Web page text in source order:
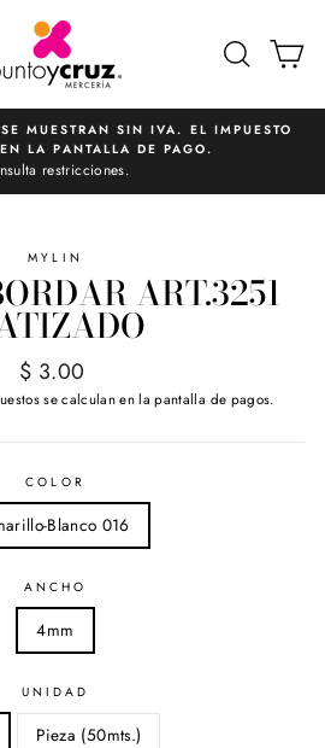
diapositivas
MUESTRAN SIN IVA. EL IMPUESTO
LA PANTALLA DE PAGO.
restricciones.
MYLIN
ART.3251
Precio
habitual
$ 3.00
se calculan en la pantalla de pagos.
COLOR
Blanco 016
ANCHO
4mm
UNIDAD
Pieza (50mts.)